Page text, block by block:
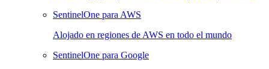
SentinelOne para AWS
Alojado en regiones de AWS en todo el mundo
SentinelOne para Google